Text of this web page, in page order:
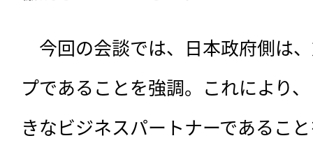
今回の会談では、日本政府側は
プであることを強調。これにより、
きなビジネスパートナーであるこ